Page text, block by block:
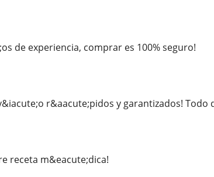
de experiencia, comprar es 100% seguro!
r&aacute;pidos y garantizados! Todo
receta m&eacute;dica!